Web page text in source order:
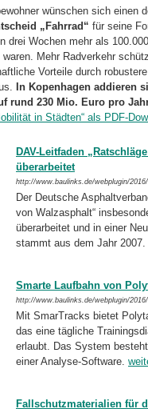
wünschen sich einen
„Fahrrad“ für seine
drei Wochen mehr als
Mehr Radverkehr
Vorteile durch
In Kopenhagen addieren
rund 230 Mio. Euro pro
in Städten“ als PDF-
DAV-Leitfaden
überarbeitet
http://www.baulinks.de/webplugin/
Der Deutsche
von Walzasphalt“
überarbeitet und in einer
stammt aus dem Jahr 2007.
Smarte Laufbahn von
http://www.baulinks.de/webplugin/
Mit SmarTracks bietet
das eine tägliche
erlaubt. Das System
einer Analyse-Software.
Fallschutzmaterialien für